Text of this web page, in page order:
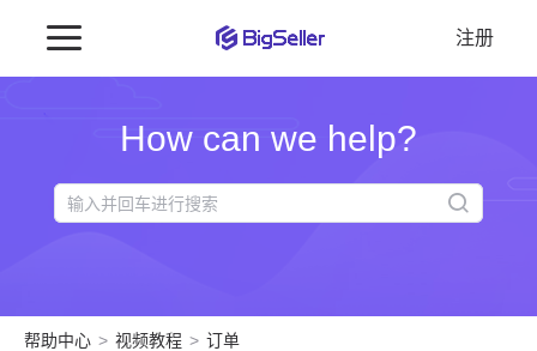
注册
How can we help?
帮助中心 视频教程 订单